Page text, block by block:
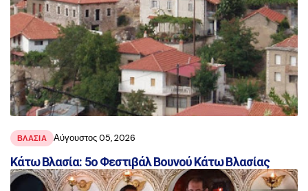
ΒΛΑΣΊΑ Αύγουστος 05, 2026
Κάτω Βλασία: 5ο Φεστιβάλ Βουνού Κάτω Βλασίας